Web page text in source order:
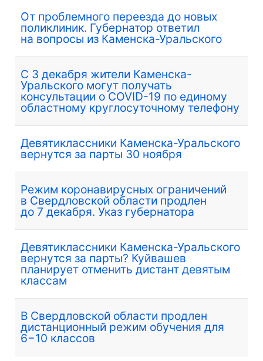
От проблемного переезда до новых
поликлиник. Губернатор ответил
на вопросы из Каменска-Уральского
С 3 декабря жители Каменска-
Уральского могут получать
консультации о COVID-19 по единому
областному круглосуточному телефону
Девятиклассники Каменска-Уральского
вернутся за парты 30 ноября
Режим коронавирусных ограничений
в Свердловской области продлен
до 7 декабря. Указ губернатора
Девятиклассники Каменска-Уральского
вернутся за парты? Куйвашев
планирует отменить дистант девятым
классам
В Свердловской области продлен
дистанционный режим обучения для
6−10 классов